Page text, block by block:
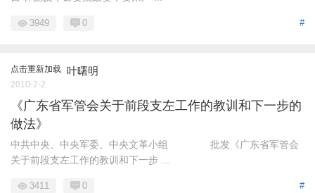
#
3949 0
点击重新加载 叶曙明
2010-2-2
《广东省军管会关于前段支左工作的教训和下一步的
做法》
中共中央、中央军委、中央文革小组 批发《广东省军管会
关于前段支左工作的教训和下一步 ...
#
3411 0